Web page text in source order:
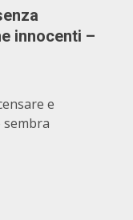
innocenti –
e